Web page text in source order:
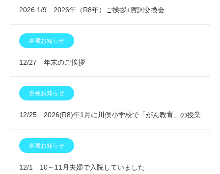
2026.1/9 2026年（R8年）ご挨拶+賀詞交換会
各種お知らせ
12/27 年末のご挨拶
各種お知らせ
12/25 2026(R8)年1月に川俣小学校で「がん教育」の授業
を行います
各種お知らせ
12/1 10～11月夫婦で入院していました